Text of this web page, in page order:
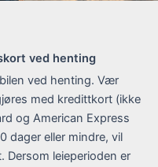
ved henting
ved henting. Vær
med kredittkort (ikke
og American Express
dager eller mindre, vil
Dersom leieperioden er